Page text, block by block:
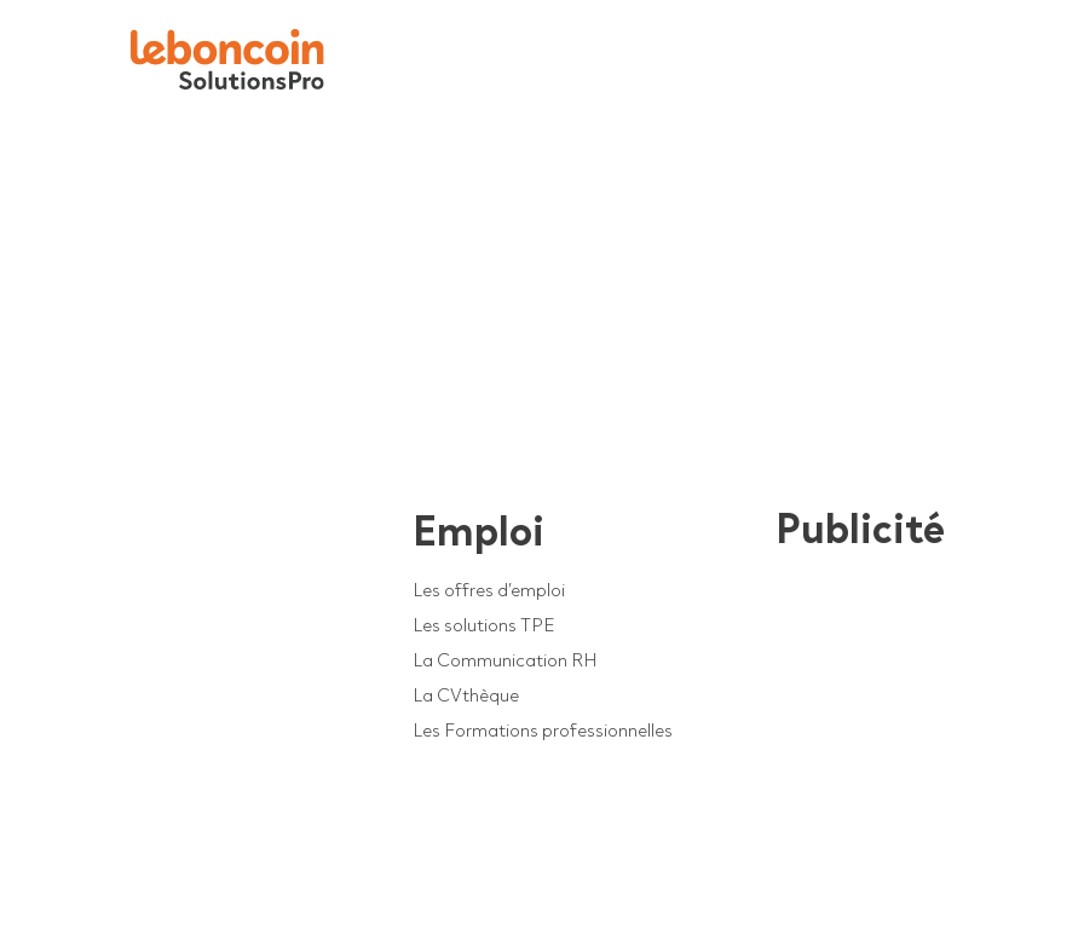
Emploi
Les offres d’emploi
Les solutions TPE
La Communication RH
La CVthèque
Les Formations professionnelles
Publicité